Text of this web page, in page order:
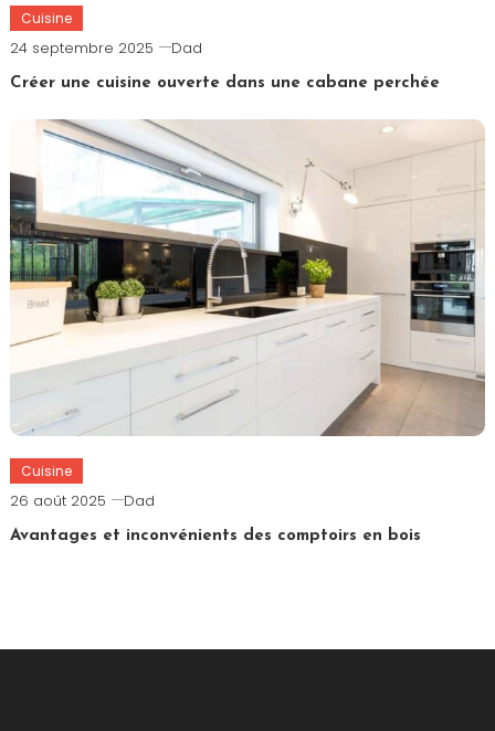
Cuisine
24 septembre 2025 Dad
Créer une cuisine ouverte dans une cabane perchée
Cuisine
26 août 2025 Dad
Avantages et inconvénients des comptoirs en bois